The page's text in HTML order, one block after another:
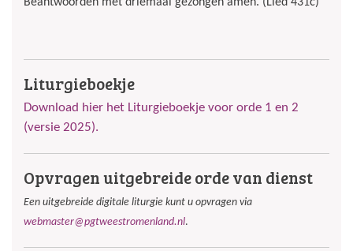
Beantwoorden met driemaal gezongen amen. (Lied 431c)
Liturgieboekje
Download hier het Liturgieboekje voor orde 1 en 2
(versie 2025).
Opvragen uitgebreide orde van dienst
Een uitgebreide digitale liturgie kunt u opvragen via
webmaster@pgtweestromenland.nl.